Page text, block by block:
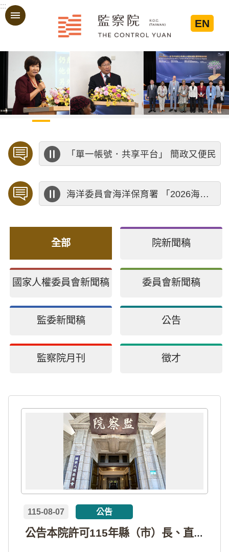
跳到主要內容區塊
:::
EN
「單一帳號．共享平台」 簡政又便民
海洋委員會海洋保育署 「2026海洋保育創意短影音競賽」活動
全部 院新聞稿
國家人權委員會新聞稿 委員會新聞稿
監委新聞稿 公告
監察院月刊 徵才
公告本院許可115年縣（市）長、直轄市議員、縣（市）議員擬參選人開立政治獻金專戶共計4戶。各專戶得收受政治獻金期間為自專戶許可設立日起至115年11月27日止，專戶名冊詳如附件。
115-08-07 公告